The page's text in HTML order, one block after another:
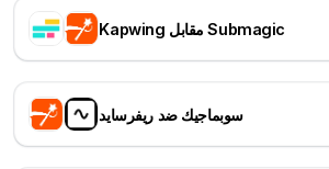
Kapwing مقابل Submagic
سوبماجيك ضد ريفرسايد